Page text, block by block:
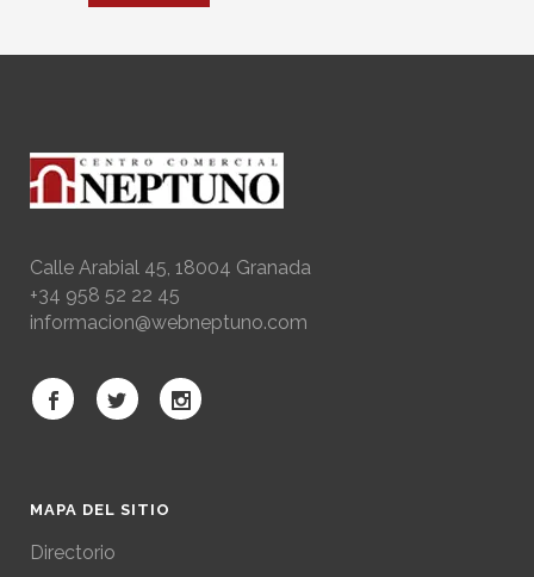
Calle Arabial 45, 18004 Granada
+34 958 52 22 45
informacion@webneptuno.com
MAPA DEL SITIO
Directorio